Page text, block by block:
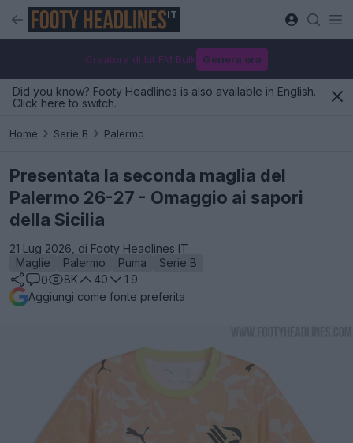
IT
Creatore di kit FM Bulk Genera ora
Did you know? Footy Headlines is also available in English.
Click here to switch.
Home Serie B Palermo
Presentata la seconda maglia del
Palermo 26-27 - Omaggio ai sapori
della Sicilia
21 Lug 2026, di Footy Headlines IT
Maglie
Palermo Puma
Serie B
0
8K 40
19
Aggiungi come fonte preferita